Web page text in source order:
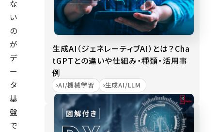
な
い
の
が
デ
ー
タ
基
盤
で
生成AI（ジェネレーティブAI）とは？Cha
tGPTとの違いや仕組み・種類・活用事
例
AI/機械学習 生成AI/LLM